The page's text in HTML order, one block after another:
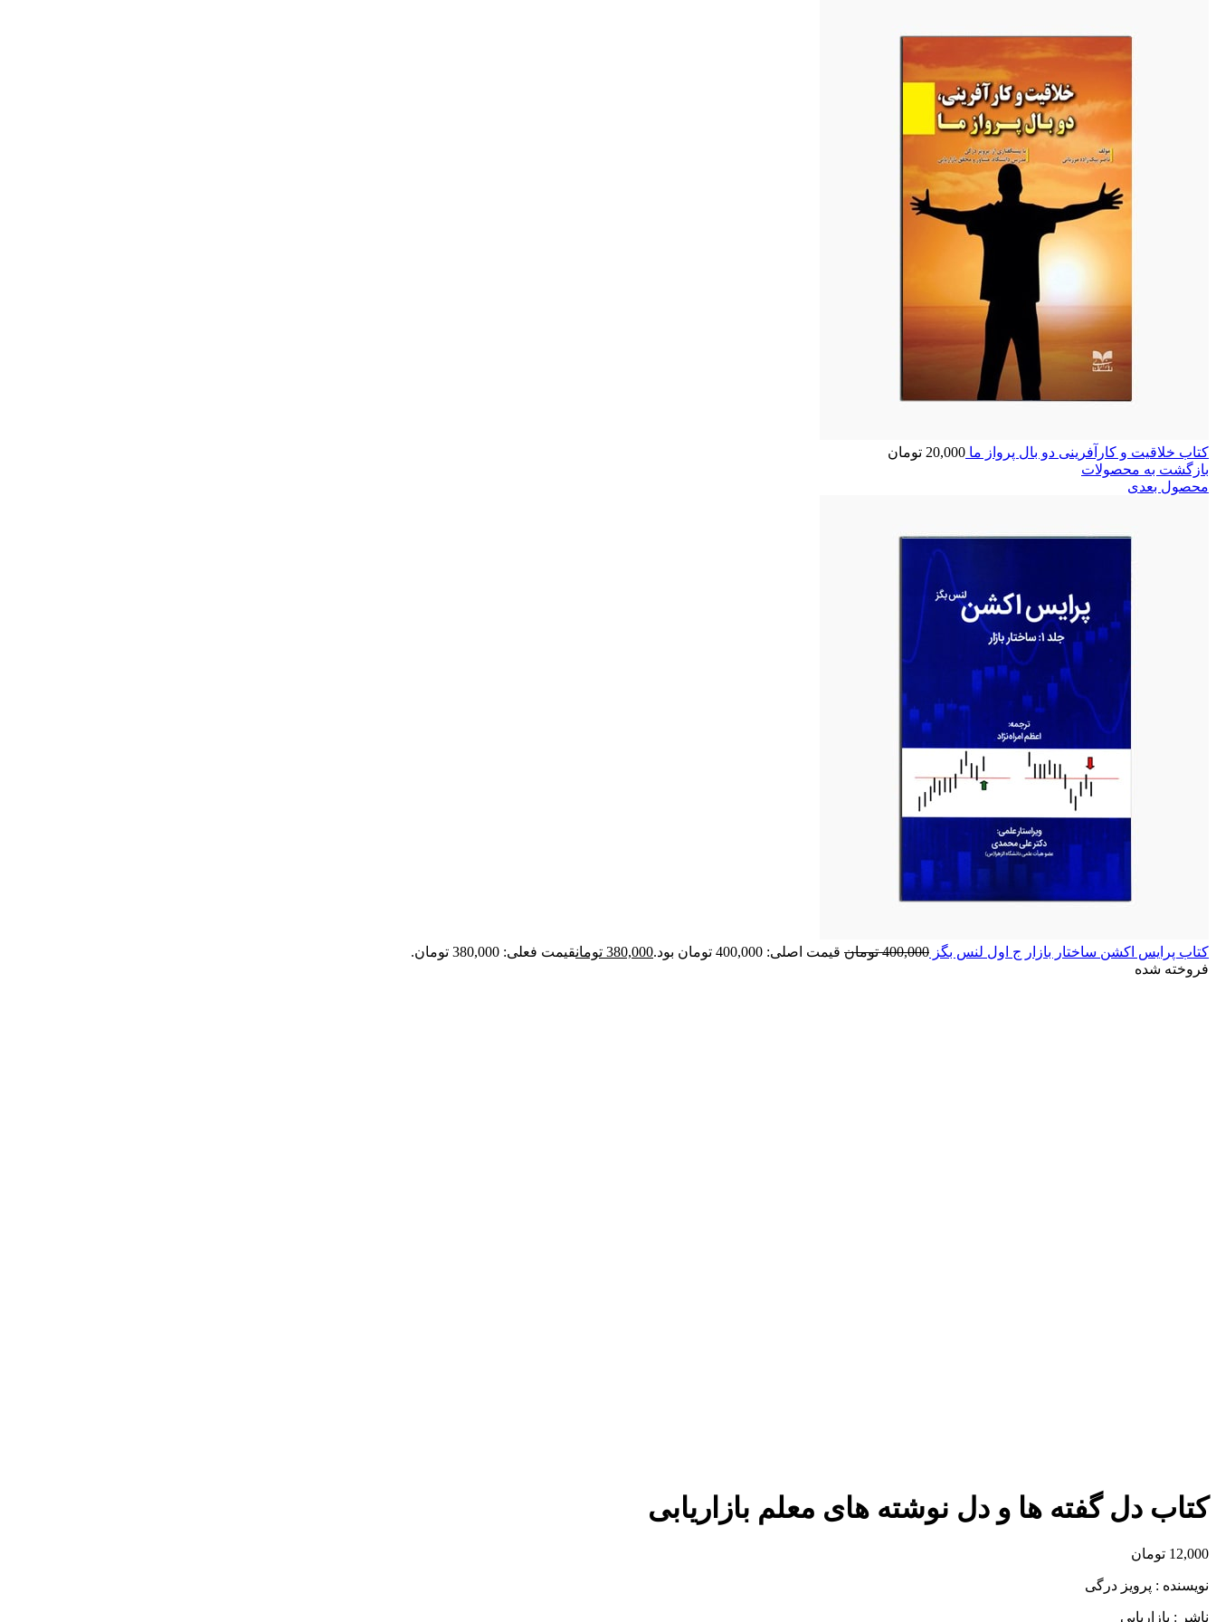
کتاب خلاقیت و کارآفرینی دو بال پرواز ما 20,000 تومان
بازگشت به محصولات
محصول بعدی
کتاب پرایس اکشن ساختار بازار ج اول لنس بگز 400,000 تومان قیمت اصلی: 400,000 تومان بود. 380,000 تومانقیمت فعلی: 380,000 تومان.
فروخته شده
کتاب دل گفته ها و دل نوشته های معلم بازاریابی
12,000 تومان
نویسنده : پرویز درگی
ناشر : بازاریابی